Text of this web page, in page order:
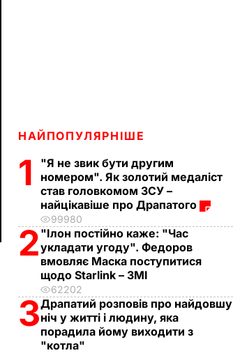
НАЙПОПУЛЯРНІШЕ
1
"Я не звик бути другим
номером". Як золотий медаліст
став головкомом ЗСУ –
найцікавіше про Драпатого
99980
2 "Ілон постійно каже: "Час
укладати угоду". Федоров
вмовляє Маска поступитися
щодо Starlink – ЗМІ
62202
3Драпатий розповів про найдовшу
ніч у житті і людину, яка
порадила йому виходити з
"котла"